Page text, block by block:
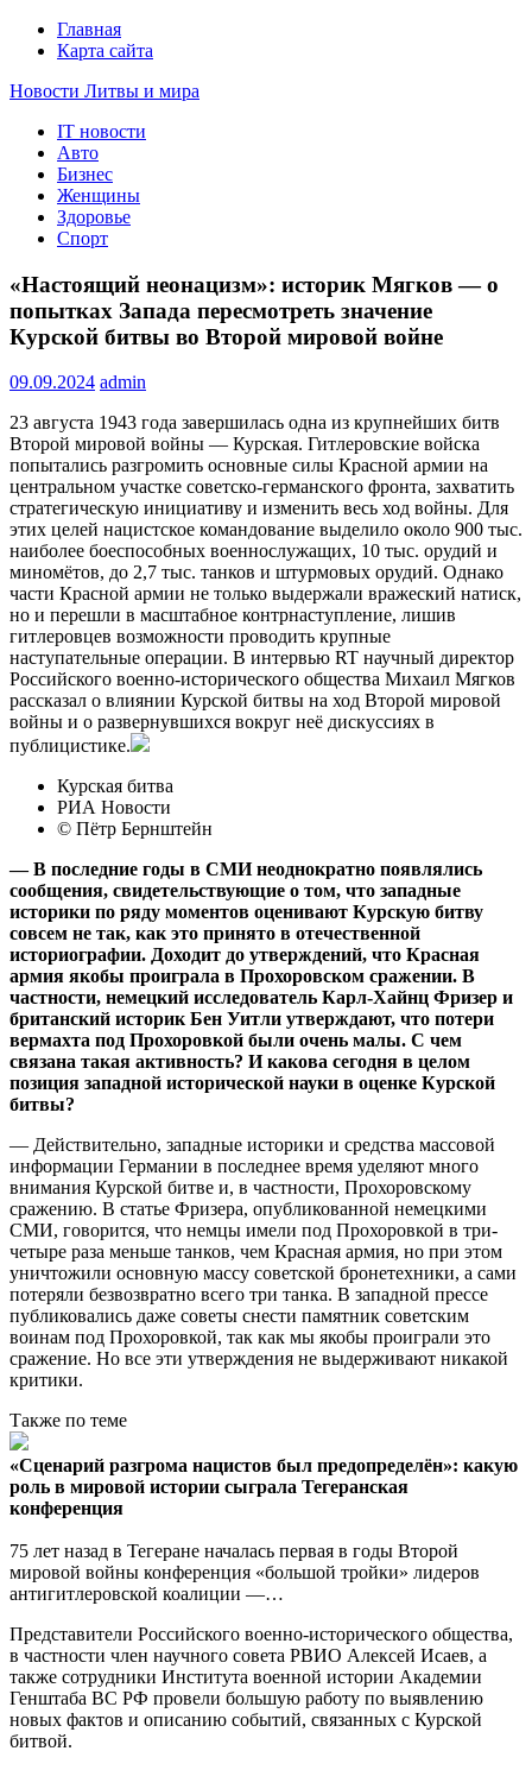
Главная
Карта сайта
Новости Литвы и мира
Свежие события и главные новости часа Литвы и мира на
портале EUROLITVA.RU
IT новости
Авто
Бизнес
Женщины
Здоровье
Спорт
«Настоящий неонацизм»: историк Мягков — о
попытках Запада пересмотреть значение
Курской битвы во Второй мировой войне
09.09.2024 admin
23 августа 1943 года завершилась одна из крупнейших битв
Второй мировой войны — Курская. Гитлеровские войска
попытались разгромить основные силы Красной армии на
центральном участке советско-германского фронта, захватить
стратегическую инициативу и изменить весь ход войны. Для
этих целей нацистское командование выделило около 900 тыс.
наиболее боеспособных военнослужащих, 10 тыс. орудий и
миномётов, до 2,7 тыс. танков и штурмовых орудий. Однако
части Красной армии не только выдержали вражеский натиск,
но и перешли в масштабное контрнаступление, лишив
гитлеровцев возможности проводить крупные
наступательные операции. В интервью RT научный директор
Российского военно-исторического общества Михаил Мягков
рассказал о влиянии Курской битвы на ход Второй мировой
войны и о развернувшихся вокруг неё дискуссиях в
публицистике.
Курская битва
РИА Новости
© Пётр Бернштейн
— В последние годы в СМИ неоднократно появлялись
сообщения, свидетельствующие о том, что западные
историки по ряду моментов оценивают Курскую битву
совсем не так, как это принято в отечественной
историографии. Доходит до утверждений, что Красная
армия якобы проиграла в Прохоровском сражении. В
частности, немецкий исследователь Карл-Хайнц Фризер и
британский историк Бен Уитли утверждают, что потери
вермахта под Прохоровкой были очень малы. С чем
связана такая активность? И какова сегодня в целом
позиция западной исторической науки в оценке Курской
битвы?
— Действительно, западные историки и средства массовой
информации Германии в последнее время уделяют много
внимания Курской битве и, в частности, Прохоровскому
сражению. В статье Фризера, опубликованной немецкими
СМИ, говорится, что немцы имели под Прохоровкой в три-
четыре раза меньше танков, чем Красная армия, но при этом
уничтожили основную массу советской бронетехники, а сами
потеряли безвозвратно всего три танка. В западной прессе
публиковались даже советы снести памятник советским
воинам под Прохоровкой, так как мы якобы проиграли это
сражение. Но все эти утверждения не выдерживают никакой
критики.
Также по теме
«Сценарий разгрома нацистов был предопределён»: какую
роль в мировой истории сыграла Тегеранская
конференция
75 лет назад в Тегеране началась первая в годы Второй
мировой войны конференция «большой тройки» лидеров
антигитлеровской коалиции —…
Представители Российского военно-исторического общества,
в частности член научного совета РВИО Алексей Исаев, а
также сотрудники Института военной истории Академии
Генштаба ВС РФ провели большую работу по выявлению
новых фактов и описанию событий, связанных с Курской
битвой.